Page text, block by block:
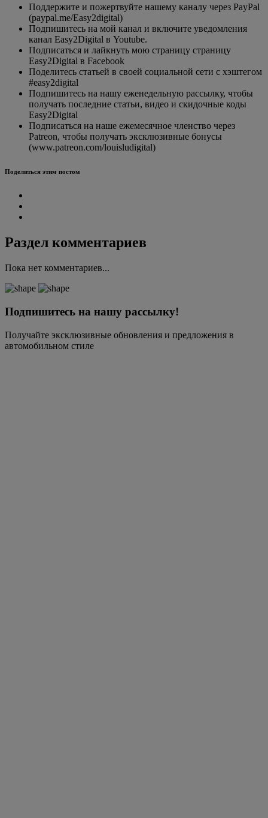
Поддержите и пожертвуйте нашему каналу через PayPal
(paypal.me/Easy2digital)
Подпишитесь на мой канал и включите уведомления
канал Easy2Digital в Youtube.
Подписаться и лайкнуть мою страницу страницу
Easy2Digital в Facebook
Поделитесь статьей в своей социальной сети с хэштегом
#easy2digital
Подпишитесь на нашу еженедельную рассылку, чтобы
получать последние статьи, видео и скидочные коды
Easy2Digital
Подписаться на наше ежемесячное членство через
Patreon, чтобы получать эксклюзивные бонусы
(www.patreon.com/louisludigital)
Поделиться этим постом
Раздел комментариев
Пока нет комментариев...
Подпишитесь на нашу рассылку!
Получайте эксклюзивные обновления и предложения в
автомобильном стиле